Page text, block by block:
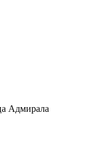
Адмирала